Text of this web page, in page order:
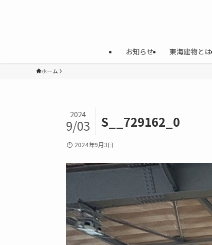
お知らせ 東海建物とは
ホーム
S__729162_0
2024
9/03
2024年9月3日